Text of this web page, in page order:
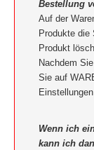
Bestellung
Auf der
Produkte die
Produkt
Nachdem
Sie auf
Wenn ich
kann ich